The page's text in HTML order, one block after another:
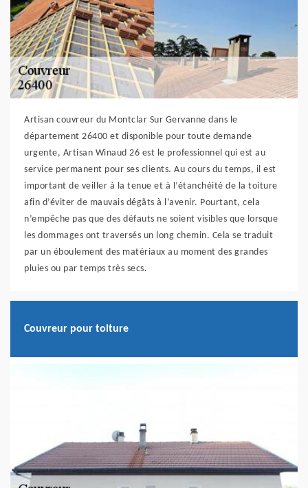
Artisan couvreur du Montclar Sur Gervanne dans le
département 26400 et disponible pour toute demande
urgente, Artisan Winaud 26 est le professionnel qui est au
service permanent pour ses clients. Au cours du temps, il est
important de veiller à la tenue et à l’étanchéité de la toiture
afin d’éviter de mauvais dégâts à l’avenir. Pourtant, cela
n’empêche pas que des défauts ne soient visibles que lorsque
les dommages ont traversés un long chemin. Cela se traduit
par un éboulement des matériaux au moment des grandes
pluies ou par temps très secs.
Couvreur pour toiture